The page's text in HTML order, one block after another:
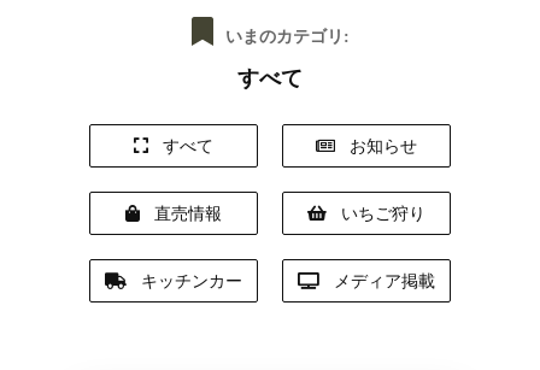
いまのカテゴリ:
すべて
すべて お知らせ
直売情報 いちご狩り
キッチンカー メディア掲載